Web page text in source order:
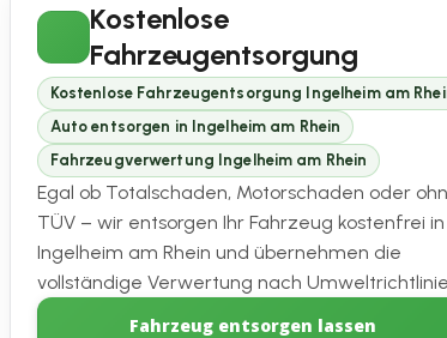
Kostenlose
Fahrzeugentsorgung
Kostenlose Fahrzeugentsorgung Ingelheim am
Auto entsorgen in Ingelheim am Rhein
Fahrzeugverwertung Ingelheim am Rhein
Egal ob Totalschaden, Motorschaden oder
TÜV – wir entsorgen Ihr Fahrzeug kostenfrei in
Ingelheim am Rhein und übernehmen die
vollständige Verwertung nach
Fahrzeug entsorgen lassen